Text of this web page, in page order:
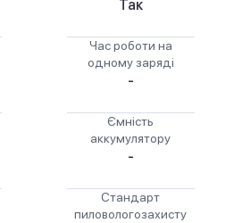
Так
Час роботи на
одному заряді
-
Ємність
аккумулятору
-
Стандарт
пиловологозахисту